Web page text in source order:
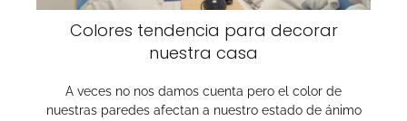
Colores tendencia para decorar
nuestra casa
A veces no nos damos cuenta pero el color de
nuestras paredes afectan a nuestro estado de ánimo